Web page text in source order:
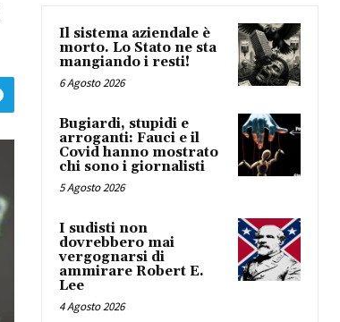
Il sistema aziendale è
morto. Lo Stato ne sta
mangiando i resti!
6 Agosto 2026
Bugiardi, stupidi e
arroganti: Fauci e il
Covid hanno mostrato
chi sono i giornalisti
5 Agosto 2026
I sudisti non
dovrebbero mai
vergognarsi di
ammirare Robert E.
Lee
4 Agosto 2026